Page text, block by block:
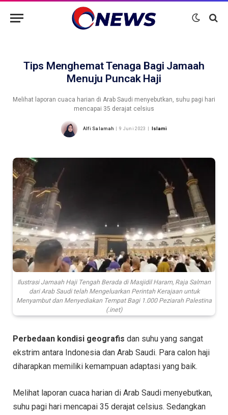
Tips Menghemat Tenaga Bagi Jamaah
Menuju Puncak Haji
Melihat laporan cuaca harian di Arab Saudi menyebutkan, suhu pagi hari
mencapai 35 derajat celsius
Alfi Salamah 9 Juni 2023 Islami
Ilustrasi Jamaah Haji Tengah Berada di Masjidil Haram, Raja Salman
dari Arab Saudi telah Mengeluarkan Perintah Kerajaan untuk
Menyambut dan Menyediakan Tempat Bagi 1.000 Peziarah Palestina
(.inet)
Perbedaan kondisi geografis dan suhu yang sangat
ekstrim antara Indonesia dan Arab Saudi. Para calon haji
diharapkan memiliki kemampuan adaptasi yang baik.
Melihat laporan cuaca harian di Arab Saudi menyebutkan,
suhu pagi hari mencapai 35 derajat celsius. Sedangkan